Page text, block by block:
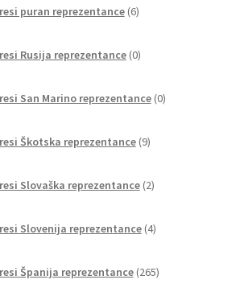
puran reprezentance 6izdelkov
Rusija reprezentance 0izdelkov
San Marino reprezentance 0izdelkov
Škotska reprezentance 9izdelkov
Slovaška reprezentance 2izdelka
Slovenija reprezentance 4izdelki
Španija reprezentance 265izdelkov